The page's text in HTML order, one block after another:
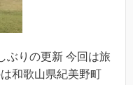
ぶりの更新 今回は旅
和歌山県紀美野町